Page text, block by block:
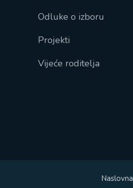
Odluke o izboru
Projekti
Vijeće roditelja
Naslovna